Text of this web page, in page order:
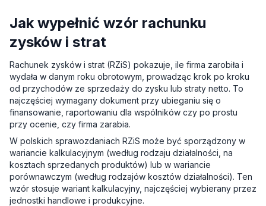
Jak wypełnić wzór rachunku
zysków i strat
Rachunek zysków i strat (RZiS) pokazuje, ile firma zarobiła i
wydała w danym roku obrotowym, prowadząc krok po kroku
od przychodów ze sprzedaży do zysku lub straty netto. To
najczęściej wymagany dokument przy ubieganiu się o
finansowanie, raportowaniu dla wspólników czy po prostu
przy ocenie, czy firma zarabia.
W polskich sprawozdaniach RZiS może być sporządzony w
wariancie kalkulacyjnym (według rodzaju działalności, na
kosztach sprzedanych produktów) lub w wariancie
porównawczym (według rodzajów kosztów działalności). Ten
wzór stosuje wariant kalkulacyjny, najczęściej wybierany przez
jednostki handlowe i produkcyjne.